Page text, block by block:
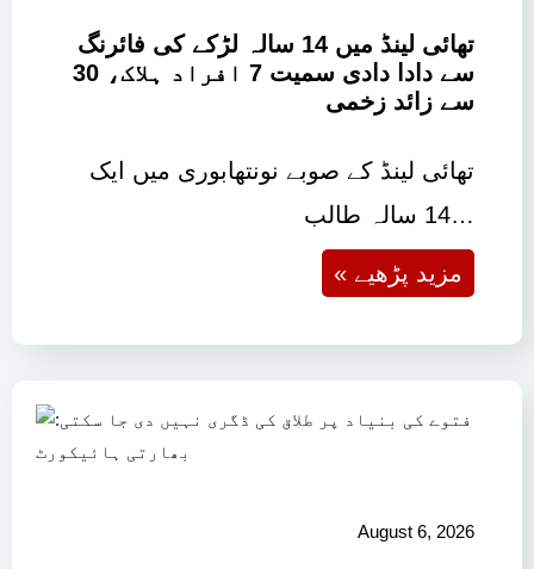
تھائی لینڈ میں 14 سالہ لڑکے کی فائرنگ
سے دادا دادی سمیت 7 افراد ہلاک، 30
سے زائد زخمی
تھائی لینڈ کے صوبے نونتھابوری میں ایک
14 سالہ طالب…
« مزید پڑھیے
August 6, 2026